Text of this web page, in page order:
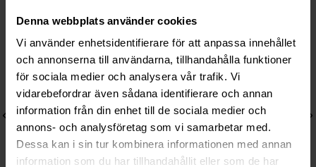
Denna webbplats använder cookies
Vi använder enhetsidentifierare för att anpassa innehållet
och annonserna till användarna, tillhandahålla funktioner
för sociala medier och analysera vår trafik. Vi
vidarebefordrar även sådana identifierare och annan
information från din enhet till de sociala medier och
annons- och analysföretag som vi samarbetar med.
Dessa kan i sin tur kombinera informationen med annan
information som du har tillhandahållit eller som de har